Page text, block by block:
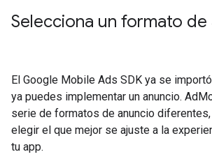
Selecciona un formato de
El Google Mobile Ads SDK ya se
ya puedes implementar un anuncio.
serie de formatos de anuncio
elegir el que mejor se ajuste a la
tu app.